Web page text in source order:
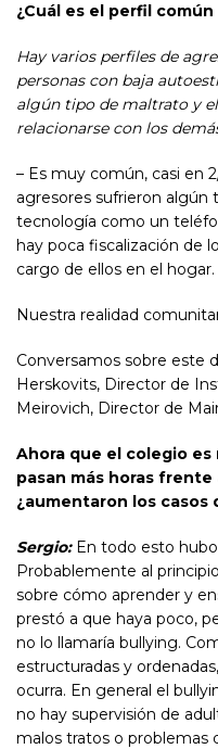
¿Cuál es el perfil
Hay varios perfiles de
personas con baja
algún tipo de maltrato y
relacionarse con los
– Es muy común, casi en
agresores sufrieron algún
tecnología como un
hay poca fiscalización de
cargo de ellos en el hogar.
Nuestra realidad
Conversamos sobre este
Herskovits, Director de
Meirovich, Director de
Ahora que el colegio
pasan más horas
¿aumentaron los casos
Sergio:En todo esto
Probablemente al
sobre cómo aprender y
prestó a que haya poco,
no lo llamaría bullying.
estructuradas y
ocurra. En general el
no hay supervisión de
malos tratos o problemas